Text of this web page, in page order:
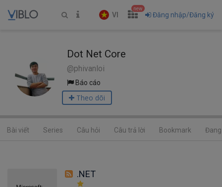
VI
new
Đăng nhập/Đăng ký
Dot Net Core
@phivanloi
Báo cáo
Theo dõi
Bài viết Series Câu hỏi Câu trả lời Bookmark
.NET